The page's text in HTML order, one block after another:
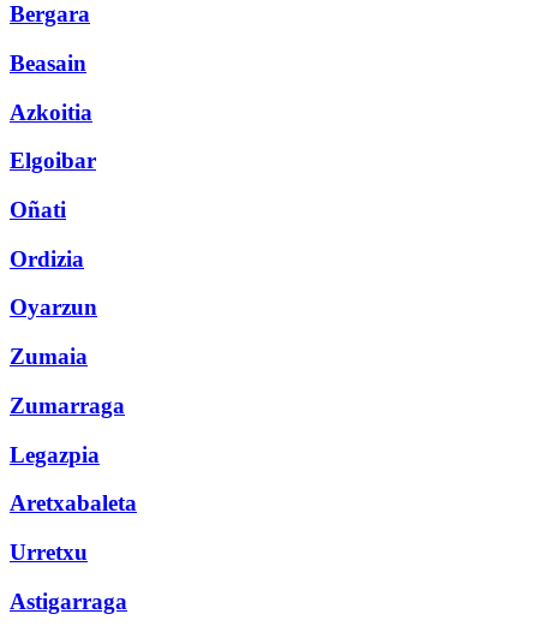
Bergara
Beasain
Azkoitia
Elgoibar
Oñati
Ordizia
Oyarzun
Zumaia
Zumarraga
Legazpia
Aretxabaleta
Urretxu
Astigarraga